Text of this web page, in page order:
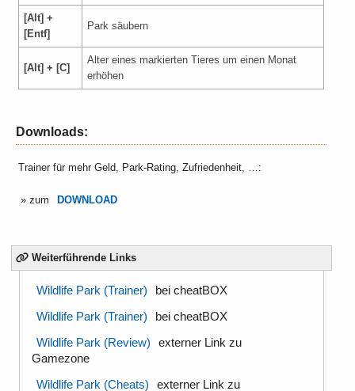
[Alt] +
[Entf]
Park säubern
[Alt] + [C]
Alter eines markierten Tieres um einen Monat
erhöhen
Downloads:
Trainer für mehr Geld, Park-Rating, Zufriedenheit, …:
» zum DOWNLOAD
Weiterführende Links
Wildlife Park (Trainer) bei cheatBOX
Wildlife Park (Trainer) bei cheatBOX
Wildlife Park (Review)
externer Link zu
Gamezone
Wildlife Park (Cheats) externer Link zu